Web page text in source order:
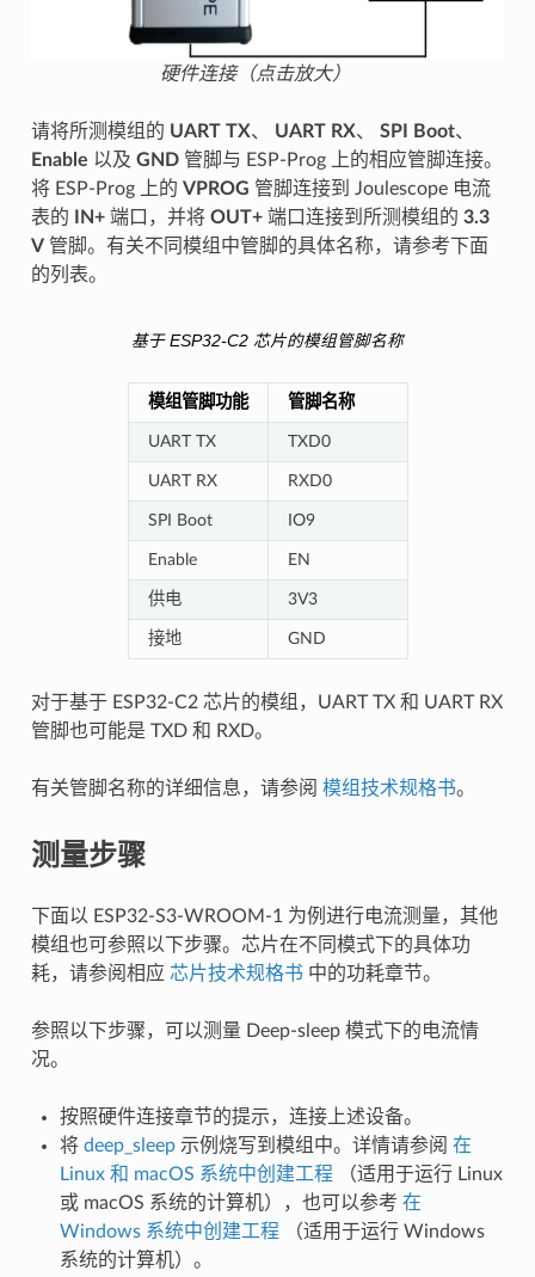
硬件连接（点击放大）
请将所测模组的 UART TX、 UART RX、 SPI Boot、
Enable 以及 GND管脚与 ESP-Prog 上的相应管脚连接。
将 ESP-Prog 上的 VPROG 管脚连接到 Joulescope 电流
表的
IN+端口，并将 OUT+端口连接到所测模组的 3.3
V管脚。有关不同模组中管脚的具体名称，请参考下面
的列表。
基于 ESP32-C2 芯片的模组管脚名称
模组管脚功能 管脚名称
UART TX TXD0
UART RX RXD0
SPI Boot IO9
Enable EN
供电 3V3
接地 GND
对于基于 ESP32-C2 芯片的模组，UART TX 和 UART RX
管脚也可能是 TXD 和 RXD。
有关管脚名称的详细信息，请参阅 模组技术规格书。
测量步骤
下面以 ESP32-S3-WROOM-1 为例进行电流测量，其他
模组也可参照以下步骤。芯片在不同模式下的具体功
耗，请参阅相应 芯片技术规格书 中的功耗章节。
参照以下步骤，可以测量 Deep-sleep 模式下的电流情
况。
按照硬件连接章节的提示，连接上述设备。
将 deep_sleep 示例烧写到模组中。详情请参阅 在
Linux 和 macOS 系统中创建工程 （适用于运行 Linux
或 macOS 系统的计算机），也可以参考 在
Windows 系统中创建工程 （适用于运行 Windows
系统的计算机）。